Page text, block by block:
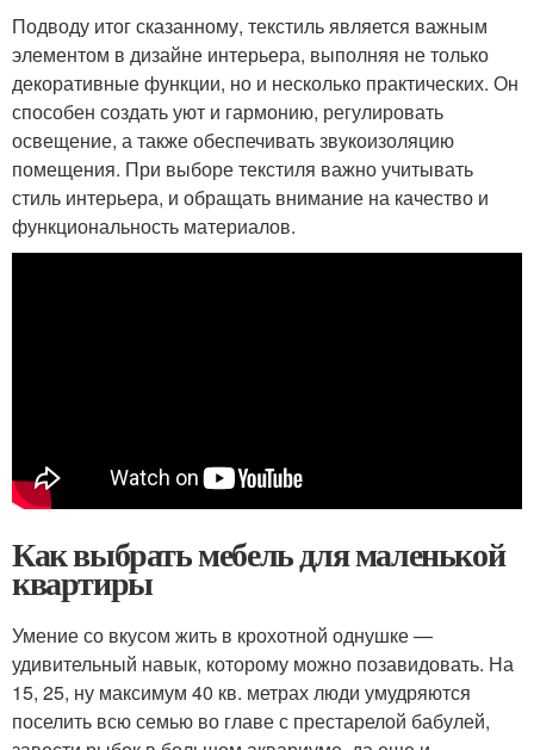
Подводу итог сказанному, текстиль является важным
элементом в дизайне интерьера, выполняя не только
декоративные функции, но и несколько практических. Он
способен создать уют и гармонию, регулировать
освещение, а также обеспечивать звукоизоляцию
помещения. При выборе текстиля важно учитывать
стиль интерьера, и обращать внимание на качество и
функциональность материалов.
Как выбрать мебель для маленькой
квартиры
Умение со вкусом жить в крохотной однушке —
удивительный навык, которому можно позавидовать. На
15, 25, ну максимум 40 кв. метрах люди умудряются
поселить всю семью во главе с престарелой бабулей,